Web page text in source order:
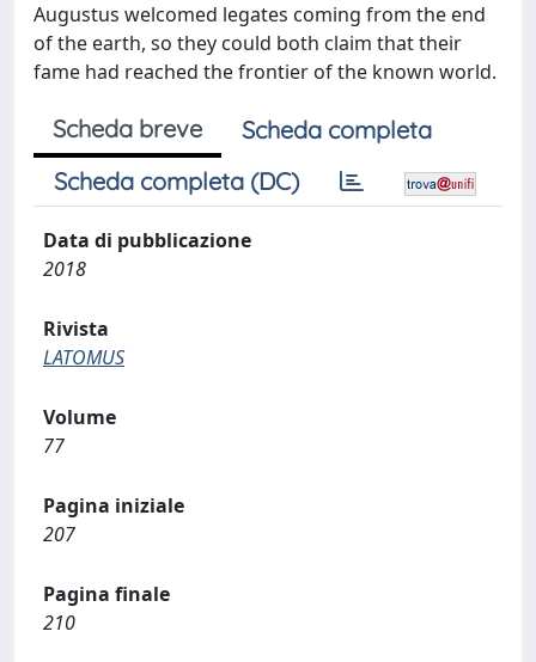
Augustus welcomed legates coming from the end
of the earth, so they could both claim that their
fame had reached the frontier of the known world.
Scheda breve
Scheda completa
Scheda completa (DC)
Data di pubblicazione
2018
Rivista
LATOMUS
Volume
77
Pagina iniziale
207
Pagina finale
210